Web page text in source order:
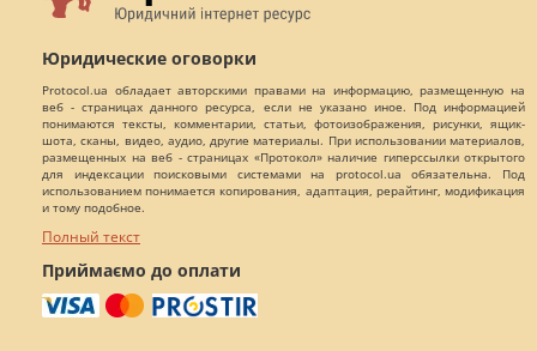
Юридические оговорки
Protocol.ua обладает авторскими правами на информацию, размещенную на
веб - страницах данного ресурса, если не указано иное. Под информацией
понимаются тексты, комментарии, статьи, фотоизображения, рисунки, ящик-
шота, сканы, видео, аудио, другие материалы. При использовании материалов,
размещенных на веб - страницах «Протокол» наличие гиперссылки открытого
для индексации поисковыми системами на protocol.ua обязательна. Под
использованием понимается копирования, адаптация, рерайтинг, модификация
и тому подобное.
Полный текст
Приймаємо до оплати